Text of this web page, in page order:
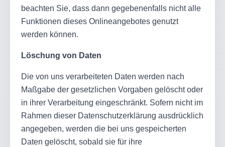
beachten Sie, dass dann gegebenenfalls nicht alle
Funktionen dieses Onlineangebotes genutzt
werden können.
Löschung von Daten
Die von uns verarbeiteten Daten werden nach
Maßgabe der gesetzlichen Vorgaben gelöscht oder
in ihrer Verarbeitung eingeschränkt. Sofern nicht im
Rahmen dieser Datenschutzerklärung ausdrücklich
angegeben, werden die bei uns gespeicherten
Daten gelöscht, sobald sie für ihre